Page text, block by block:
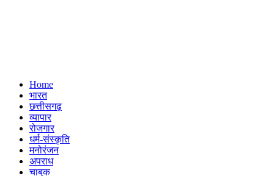
Home
भारत
छत्तीसगढ़
व्यापार
रोजगार
धर्म-संस्कृति
मनोरंजन
अपराध
चाबुक